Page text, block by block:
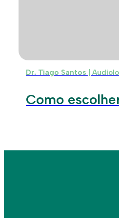
Dr. Tiago Santos |
Como